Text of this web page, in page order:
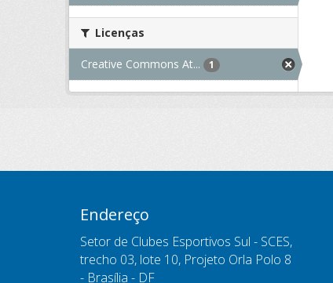
Licenças
Creative Commons At... 1
Endereço
Setor de Clubes Esportivos Sul - SCES,
trecho 03, lote 10, Projeto Orla Polo 8
- Brasília - DF